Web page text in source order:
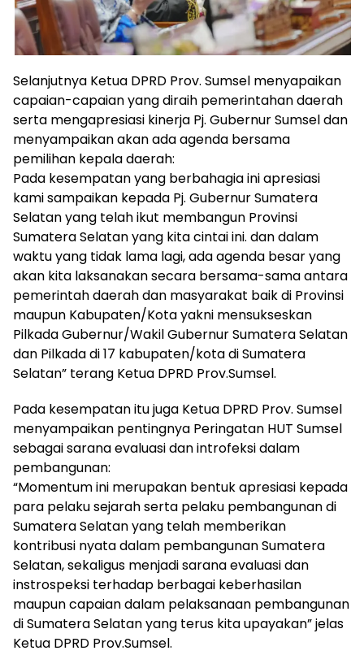
Selanjutnya Ketua DPRD Prov. Sumsel menyapaikan
capaian-capaian yang diraih pemerintahan daerah
serta mengapresiasi kinerja Pj. Gubernur Sumsel dan
menyampaikan akan ada agenda bersama
pemilihan kepala daerah:
Pada kesempatan yang berbahagia ini apresiasi
kami sampaikan kepada Pj. Gubernur Sumatera
Selatan yang telah ikut membangun Provinsi
Sumatera Selatan yang kita cintai ini. dan dalam
waktu yang tidak lama lagi, ada agenda besar yang
akan kita laksanakan secara bersama-sama antara
pemerintah daerah dan masyarakat baik di Provinsi
maupun Kabupaten/Kota yakni mensukseskan
Pilkada Gubernur/Wakil Gubernur Sumatera Selatan
dan Pilkada di 17 kabupaten/kota di Sumatera
Selatan” terang Ketua DPRD Prov.Sumsel.
Pada kesempatan itu juga Ketua DPRD Prov. Sumsel
menyampaikan pentingnya Peringatan HUT Sumsel
sebagai sarana evaluasi dan introfeksi dalam
pembangunan:
“Momentum ini merupakan bentuk apresiasi kepada
para pelaku sejarah serta pelaku pembangunan di
Sumatera Selatan yang telah memberikan
kontribusi nyata dalam pembangunan Sumatera
Selatan, sekaligus menjadi sarana evaluasi dan
instrospeksi terhadap berbagai keberhasilan
maupun capaian dalam pelaksanaan pembangunan
di Sumatera Selatan yang terus kita upayakan” jelas
Ketua DPRD Prov.Sumsel.